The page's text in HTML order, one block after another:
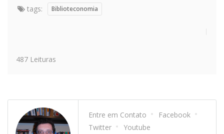
tags: Biblioteconomia
487 Leituras
Entre em Contato
Facebook
Twitter
Youtube